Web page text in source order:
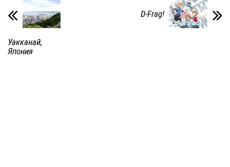
Уакканай,
Япония
D-Frag!